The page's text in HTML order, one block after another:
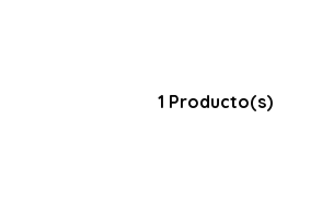
1 Producto(s)